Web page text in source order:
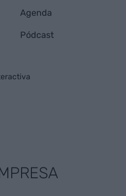
Agenda
Pódcast